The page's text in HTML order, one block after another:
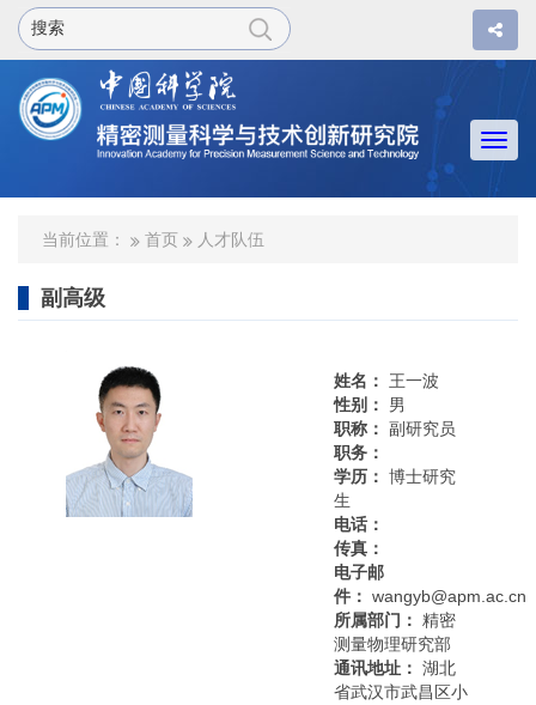
当前位置： 首页 人才队伍
副高级
姓名：
王一波
性别：
男
职称： 副研究员
职务：
学历： 博士研究
生
电话：
传真：
电子邮
件： wangyb@apm.ac.cn
所属部门： 精密
测量物理研究部
通讯地址： 湖北
省武汉市武昌区小